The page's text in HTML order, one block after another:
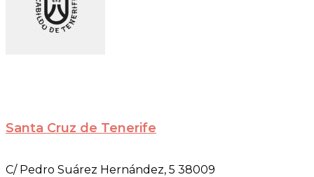
Santa Cruz de Tenerife
C/ Pedro Suárez Hernández, 5 38009